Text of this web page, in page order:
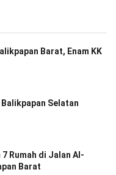
Barat, Enam KK
Selatan
Rumah di Jalan Al-
Barat